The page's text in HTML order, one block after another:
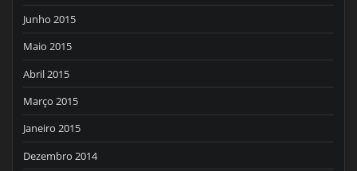
Junho 2015
Maio 2015
Abril 2015
Março 2015
Janeiro 2015
Dezembro 2014